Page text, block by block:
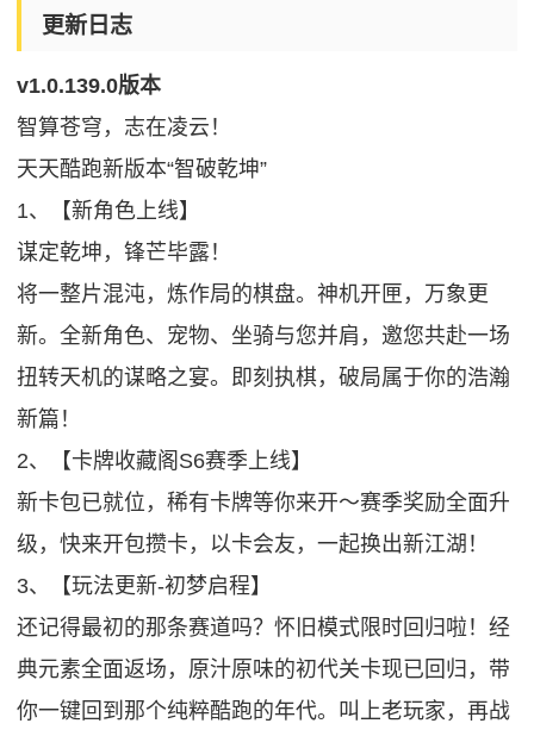
更新日志
v1.0.139.0版本
智算苍穹，志在凌云！
天天酷跑新版本“智破乾坤”
1、【新角色上线】
谋定乾坤，锋芒毕露！
将一整片混沌，炼作局的棋盘。神机开匣，万象更
新。全新角色、宠物、坐骑与您并肩，邀您共赴一场
扭转天机的谋略之宴。即刻执棋，破局属于你的浩瀚
新篇！
2、【卡牌收藏阁S6赛季上线】
新卡包已就位，稀有卡牌等你来开～赛季奖励全面升
级，快来开包攒卡，以卡会友，一起换出新江湖！
3、【玩法更新-初梦启程】
还记得最初的那条赛道吗？怀旧模式限时回归啦！经
典元素全面返场，原汁原味的初代关卡现已回归，带
你一键回到那个纯粹酷跑的年代。叫上老玩家，再战